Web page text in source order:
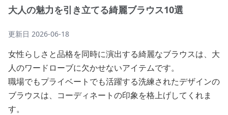
大人の魅力を引き立てる綺麗ブラウス10選
更新日 2026-06-18
女性らしさと品格を同時に演出する綺麗なブラウスは、大
人のワードローブに欠かせないアイテムです。
職場でもプライベートでも活躍する洗練されたデザインの
ブラウスは、コーディネートの印象を格上げしてくれま
す。